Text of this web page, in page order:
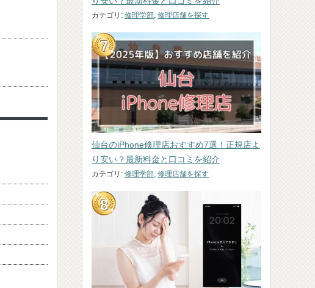
カテゴリ: 修理学部 修理店舗を探す
仙台のiPhone修理店おすすめ7選！正規店よ
り安い？最新料金と口コミを紹介
カテゴリ: 修理学部 修理店舗を探す